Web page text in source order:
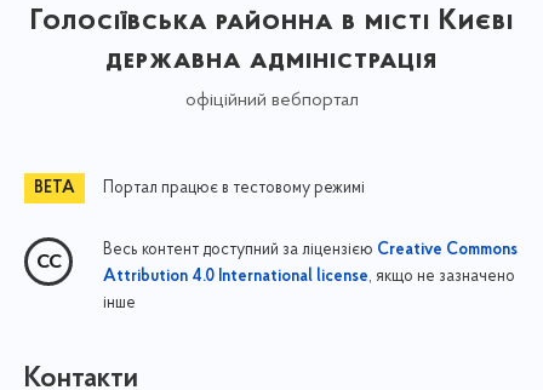
Голосіївська районна в місті Києві
державна адміністрація
офіційний вебпортал
Портал працює в тестовому режимі
Весь контент доступний за ліцензією Creative Commons
Attribution 4.0 International license, якщо не зазначено
інше
Контакти